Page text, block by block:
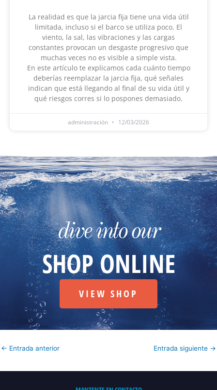
La realidad es que la jarcia fija tiene una vida útil
limitada, incluso si el barco se utiliza poco. El
viento, la sal, las vibraciones y las cargas
constantes provocan un desgaste progresivo que
muchas veces no es visible a simple vista.
En este artículo te explicamos cada cuánto tiempo
deberías reemplazar la jarcia fija, qué señales
indican que está llegando al final de su vida útil y
qué riesgos corres si lo pospones demasiado.
administración 12/03/2026
dive into our
SHOP ONLINE
VIEW SHOP
← Entrada anterior Entrada siguiente →